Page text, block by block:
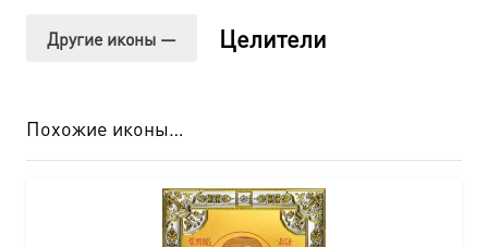
Другие иконы — Целители
Похожие иконы…